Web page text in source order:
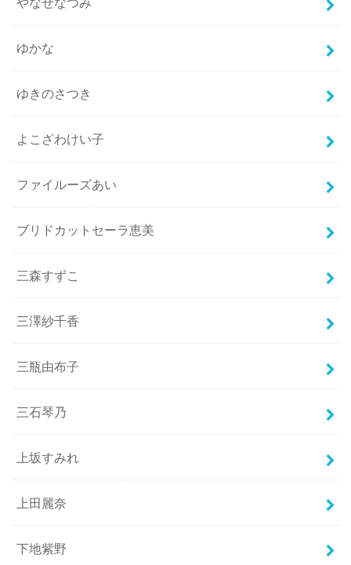
ゆかな
ゆきのさつき
よこざわけい子
ファイルーズあい
ブリドカットセーラ恵美
三森すずこ
三澤紗千香
三瓶由布子
三石琴乃
上坂すみれ
上田麗奈
下地紫野